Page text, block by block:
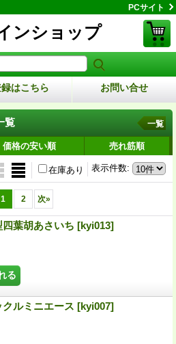
PCサイト
ンショップ
はこちら お問い合せ
覧 一覧
価格の安い順 売れ筋順
表示件数:
在庫あり
1 2 次»
葉胡あさいち [kyi013]
ルミニエース [kyi007]